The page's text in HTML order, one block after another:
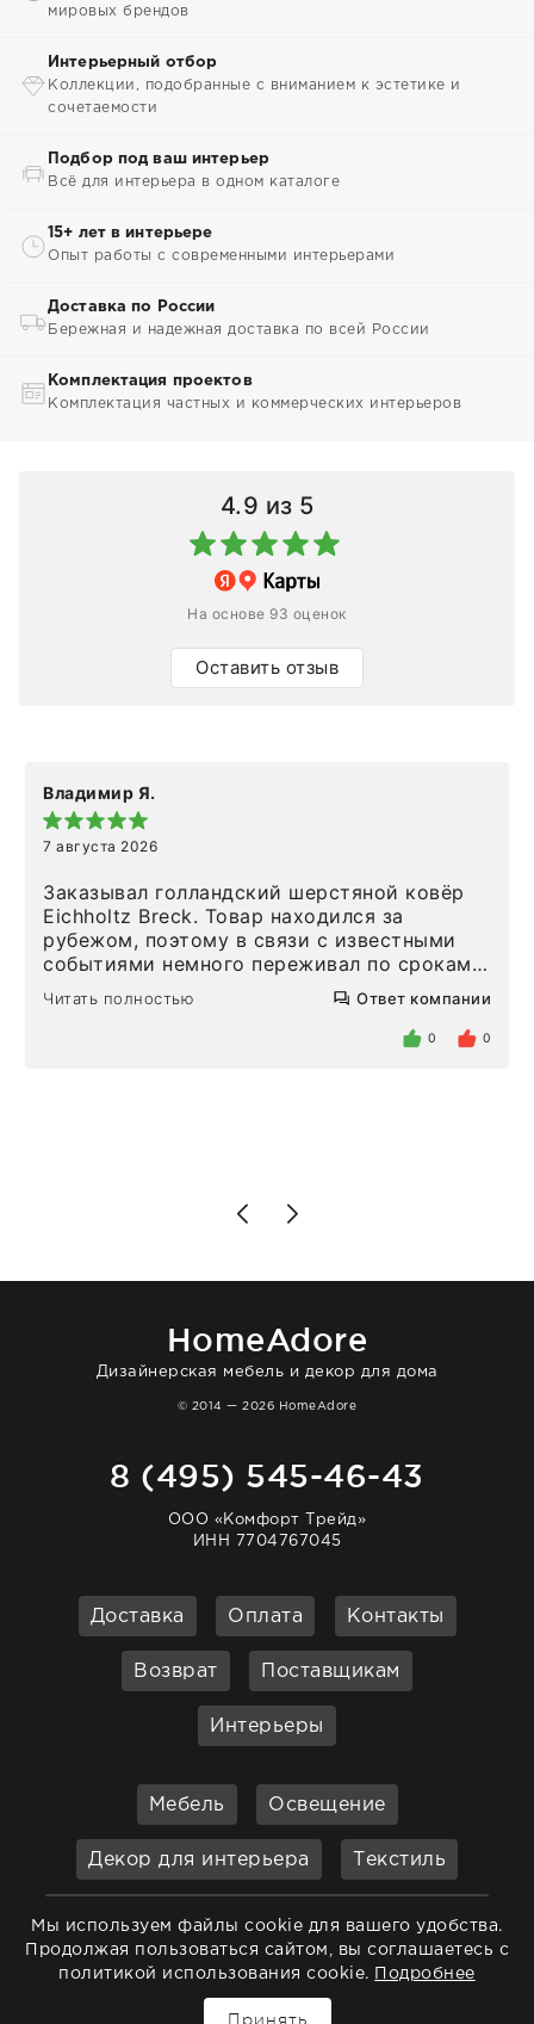
мировых брендов
Интерьерный отбор
Коллекции, подобранные с вниманием к эстетике и
сочетаемости
Подбор под ваш интерьер
Всё для интерьера в одном каталоге
15+ лет в интерьере
Опыт работы с современными интерьерами
Доставка по России
Бережная и надежная доставка по всей России
Комплектация проектов
Комплектация частных и коммерческих интерьеров
4.9 из 5
На основе 93 оценок
Оставить отзыв
Владимир Я.
7 августа 2026
Заказывал голландский шерстяной ковёр
Eichholtz Breck. Товар находился за
рубежом, поэтому в связи с известными
событиями немного переживал по срокам.
Но homeadore привезли ровно в
определенное в договоре время, без
то качество выше всяких похвал. Выглядит
Читать полностью Ответ компании
0 0
HomeAdore
Дизайнерская мебель и декор для дома
© 2014 — 2026 HomeAdore
8 (495) 545-46-43
ООО «Комфорт Трейд»
ИНН 7704767045
Доставка Оплата Контакты
Возврат Поставщикам
Интерьеры
Мебель Освещение
Декор для интерьера Текстиль
Кухонные принадлежности и
аксессуары
Ванная Садовая мебель
Мы используем файлы cookie для вашего удобства.
Продолжая пользоваться сайтом, вы соглашаетесь с
политикой использования cookie.
Подробнее
Принять